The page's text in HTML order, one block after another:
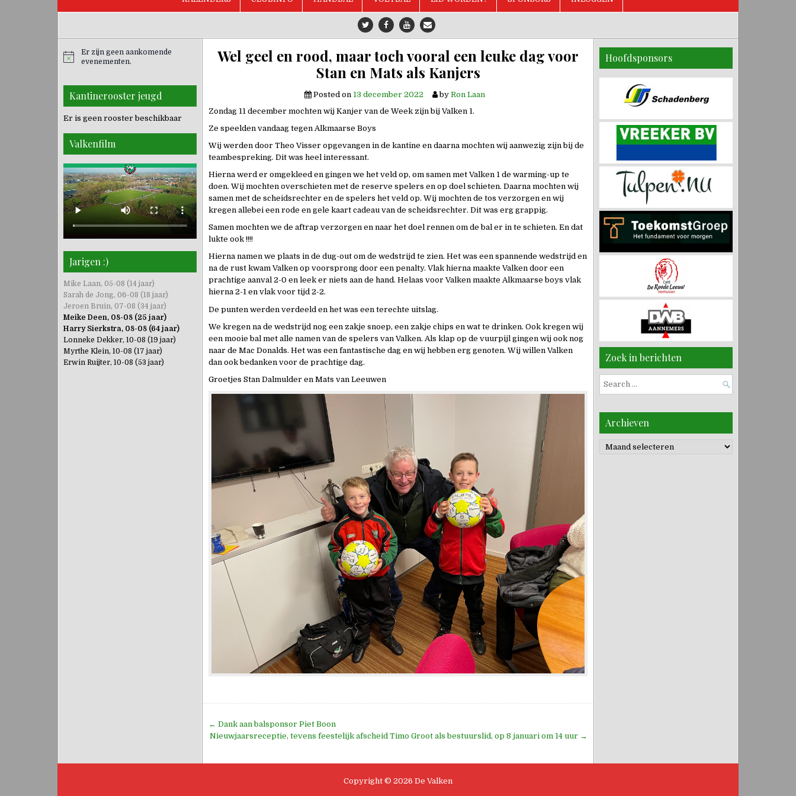
Wel geel en rood, maar toch vooral een leuke dag voor
Stan en Mats als Kanjers
Posted on 13 december 2022 by Ron Laan
Zondag 11 december mochten wij Kanjer van de Week zijn bij Valken 1.
Ze speelden vandaag tegen Alkmaarse Boys
Wij werden door Theo Visser opgevangen in de kantine en daarna mochten wij aanwezig zijn bij de
teambespreking. Dit was heel interessant.
Hierna werd er omgekleed en gingen we het veld op, om samen met Valken 1 de warming-up te
doen. Wij mochten overschieten met de reserve spelers en op doel schieten. Daarna mochten wij
samen met de scheidsrechter en de spelers het veld op. Wij mochten de tos verzorgen en wij
kregen allebei een rode en gele kaart cadeau van de scheidsrechter. Dit was erg grappig.
Samen mochten we de aftrap verzorgen en naar het doel rennen om de bal er in te schieten. En dat
lukte ook !!!!
Hierna namen we plaats in de dug-out om de wedstrijd te zien. Het was een spannende wedstrijd en
na de rust kwam Valken op voorsprong door een penalty. Vlak hierna maakte Valken door een
prachtige aanval 2-0 en leek er niets aan de hand. Helaas voor Valken maakte Alkmaarse boys vlak
hierna 2-1 en vlak voor tijd 2-2.
De punten werden verdeeld en het was een terechte uitslag.
We kregen na de wedstrijd nog een zakje snoep, een zakje chips en wat te drinken. Ook kregen wij
een mooie bal met alle namen van de spelers van Valken. Als klap op de vuurpijl gingen wij ook nog
naar de Mac Donalds. Het was een fantastische dag en wij hebben erg genoten. Wij willen Valken
dan ook bedanken voor de prachtige dag.
Groetjes Stan Dalmulder en Mats van Leeuwen
Bericht
navigatie
← Dank aan balsponsor Piet Boon
Nieuwjaarsreceptie, tevens feestelijk afscheid Timo Groot als bestuurslid, op 8 januari om 14 uur →
Er zijn geen aankomende
evenementen.
Kantinerooster jeugd
Er is geen rooster beschikbaar
Valkenfilm
Jarigen :)
Mike Laan, 05-08 (14 jaar)
Sarah de Jong, 06-08 (18 jaar)
Jeroen Bruin, 07-08 (34 jaar)
Meike Deen, 08-08 (25 jaar)
Harry Sierkstra, 08-08 (64 jaar)
Lonneke Dekker, 10-08 (19 jaar)
Myrthe Klein, 10-08 (17 jaar)
Erwin Ruijter, 10-08 (53 jaar)
Hoofdsponsors
Zoek in berichten
Search
for:
Archieven
Archieven
Copyright © 2026 De Valken